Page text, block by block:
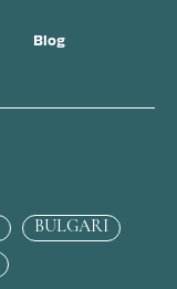
Blog
BULGARI